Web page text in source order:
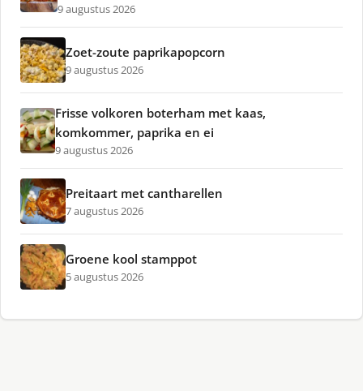
9 augustus 2026
Zoet-zoute paprikapopcorn
9 augustus 2026
Frisse volkoren boterham met kaas,
komkommer, paprika en ei
9 augustus 2026
Preitaart met cantharellen
7 augustus 2026
Groene kool stamppot
5 augustus 2026